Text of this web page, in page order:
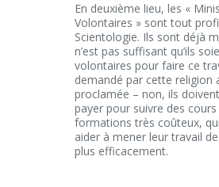
En deuxième lieu, les «
Volontaires » sont tout
Scientologie. Ils sont déjà
n’est pas suffisant qu’ils
volontaires pour faire ce
demandé par cette religion
proclamée – non, ils
payer pour suivre des cours
formations très coûteux,
aider à mener leur travail
plus efficacement.